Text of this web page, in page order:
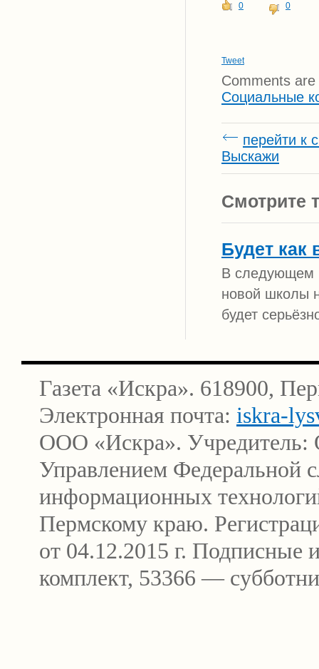
0 0
Tweet
Comments are
Социальные
перейти к
Выскажи
Смотрите
Будет как
В следующем
новой школы
будет
Газета «Искра». 618900,
Электронная почта: iskra-
ООО «Искра». Учредитель:
Управлением Федеральной
информационных
Пермскому краю.
от 04.12.2015 г.
комплект, 53366 —